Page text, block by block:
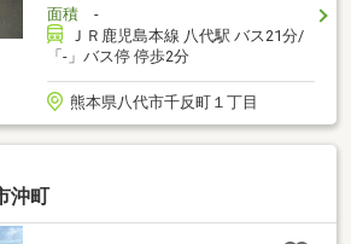
面積-
ＪＲ鹿児島本線 八代駅 バス21分/
「-」バス停 停歩2分
熊本県八代市千反町１丁目
沖町